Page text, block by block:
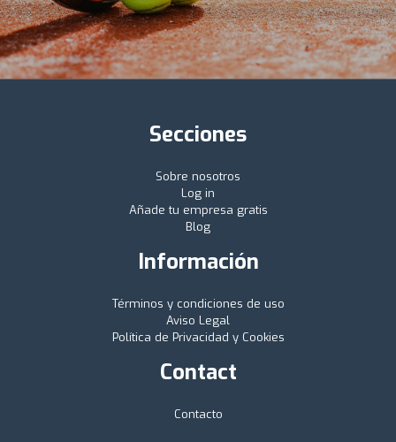
Secciones
Sobre nosotros
Log in
Añade tu empresa gratis
Blog
Información
Términos y condiciones de uso
Aviso Legal
Política de Privacidad y Cookies
Contact
Contacto